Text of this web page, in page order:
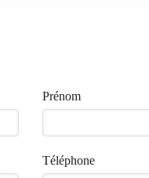
Prénom
Téléphone